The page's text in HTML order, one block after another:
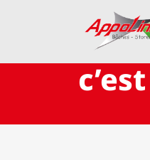
BACHES
La